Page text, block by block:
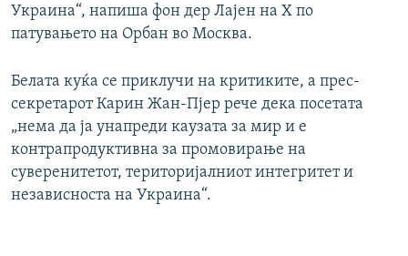
Украина“, напиша фон дер Лајен на X по
патувањето на Орбан во Москва.
Белата куќа се приклучи на критиките, а прес-
секретарот Карин Жан-Пјер рече дека посетата
„нема да ја унапреди каузата за мир и е
контрапродуктивна за промовирање на
суверенитетот, територијалниот интегритет и
независноста на Украина“.